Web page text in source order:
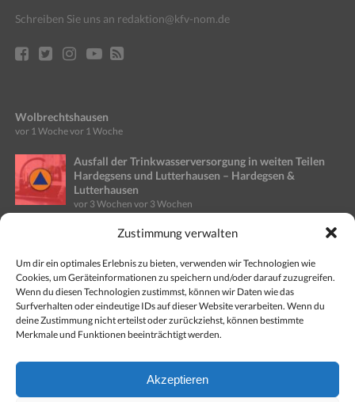
Zustimmung verwalten
Um dir ein optimales Erlebnis zu bieten, verwenden wir Technologien wie
Cookies, um Geräteinformationen zu speichern und/oder darauf zuzugreifen.
Wenn du diesen Technologien zustimmst, können wir Daten wie das
Surfverhalten oder eindeutige IDs auf dieser Website verarbeiten. Wenn du
deine Zustimmung nicht erteilst oder zurückziehst, können bestimmte
Merkmale und Funktionen beeinträchtigt werden.
Akzeptieren
Schreiben Sie uns an redaktion@kfv-nom.de
Wolbrechtshausen
vor 1 Wochevor 1 Woche
Ausfall der Trinkwasserversorgung in weiten Teilen
Hardegsens und Lutterhausen – Hardegsen &
Lutterhausen
vor 3 Wochen vor 3 Wochen
Ausfall Stromversorgung in Teilen des Stadtgebietes
vor 4 Wochenvor 4 Wochen
Gefahr für Wald- und Vegetationsbrände steigt
weiter: Kreisfeuerwehr gibt Tipps
vor 1 Monat vor 1 Monat
Opperhausen siegt bei Wettbewerben im Abschnitt